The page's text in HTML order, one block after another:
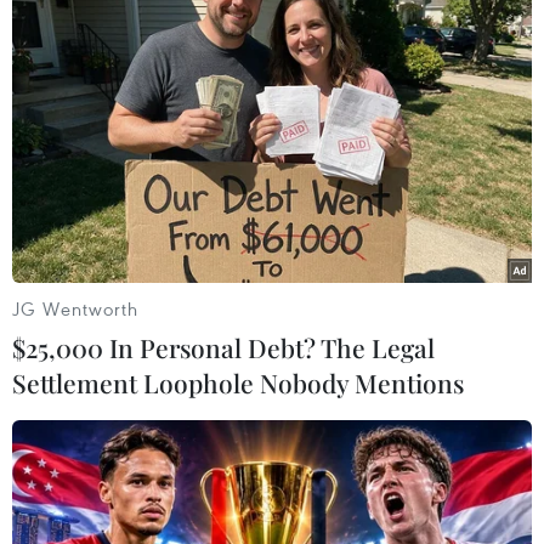
(TTXVN/Vietnam+)
#Boris Johnson #Brexit
#Anh rời EU
#Thương mại song phương
#Việc làm
#Thỏa thuận thương mại
Anh
JG Wentworth
$25,000 In Personal Debt? The Legal
Settlement Loophole Nobody Mentions